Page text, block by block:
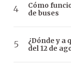
Cómo
de buses
¿Dónde y a
del 12 de